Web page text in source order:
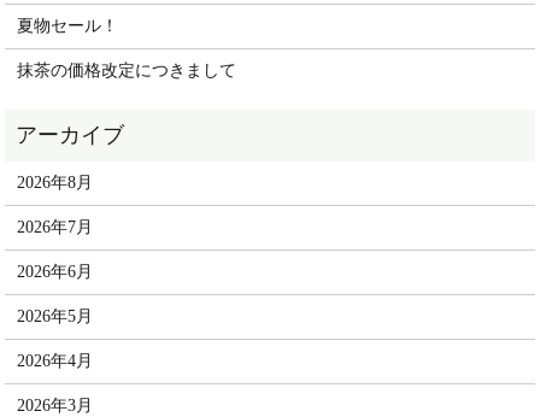
夏物セール！
抹茶の価格改定につきまして
2026年8月
2026年7月
2026年6月
2026年5月
2026年4月
2026年3月